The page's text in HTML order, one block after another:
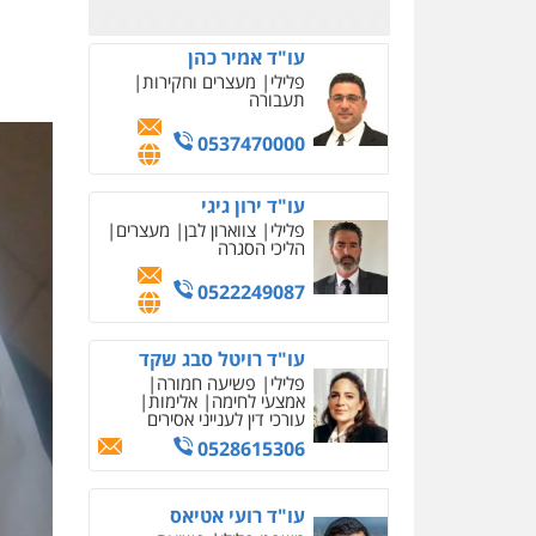
עו"ד אמיר כהן
פלילי מעצרים וחקירות
תעבורה
0537470000
עו"ד ירון גיגי
פלילי צווארון לבן מעצרים
הליכי הסגרה
0522249087
עו"ד רויטל סבג שקד
פלילי פשיעה חמורה
אמצעי לחימה אלימות
עורכי דין לענייני אסירים
0528615306
עו"ד רועי אטיאס